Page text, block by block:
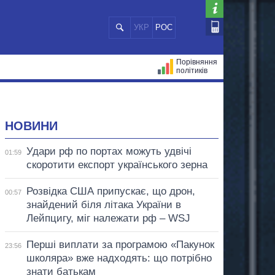
УКР РОС
Порівняння
політиків
НОВИНИ
01:59
Удари рф по портах можуть удвічі
скоротити експорт українського зерна
00:57
Розвідка США припускає, що дрон,
знайдений біля літака України в
Лейпцигу, міг належати рф – WSJ
23:56
Перші виплати за програмою «Пакунок
школяра» вже надходять: що потрібно
знати батькам